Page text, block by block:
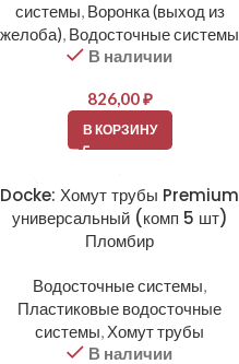
системы, Воронка (выход из
желоба), Водосточные системы
В наличии
826,00₽
В КОРЗИНУ
Docke: Хомут трубы Premium
универсальный (комп 5 шт)
Пломбир
Водосточные системы,
Пластиковые водосточные
системы, Хомут трубы
В наличии